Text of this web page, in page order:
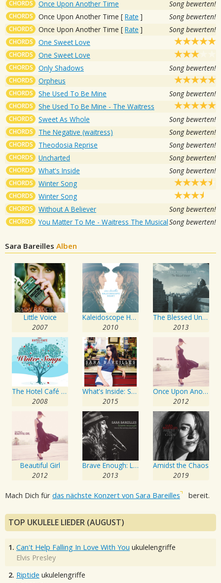
CHORDS Once Upon Another Time Song bewerten!
CHORDS Once Upon Another Time [ Rate ] Song bewerten!
CHORDS Once Upon Another Time [ Rate ] Song bewerten!
CHORDS One Sweet Love
CHORDS One Sweet Love
CHORDS Only Shadows Song bewerten!
CHORDS Orpheus
CHORDS She Used To Be Mine Song bewerten!
CHORDS She Used To Be Mine - The Waitress
CHORDS Sweet As Whole Song bewerten!
CHORDS The Negative (waitress) Song bewerten!
CHORDS Theodosia Reprise Song bewerten!
CHORDS Uncharted Song bewerten!
CHORDS What's Inside Song bewerten!
CHORDS Winter Song
CHORDS Winter Song
CHORDS Without A Believer Song bewerten!
CHORDS You Matter To Me - Waitress The MusicalSong bewerten!
Sara Bareilles Alben
Little Voice
2007
Kaleidoscope Heart
2010
The Blessed Unrest
2013
The Hotel Café presents... Winter Songs
2008
What's Inside: Songs from Waitress
2015
Once Upon Another Time
2012
Beautiful Girl
2012
Brave Enough: Live at the Variety Playhouse
2013
Amidst the Chaos
2019
Mach Dich für das nächste Konzert von Sara Bareilles bereit.
TOP UKULELE LIEDER (AUGUST)
1. Can't Help Falling In Love With You ukulelengriffe
Elvis Presley
2. Riptide ukulelengriffe